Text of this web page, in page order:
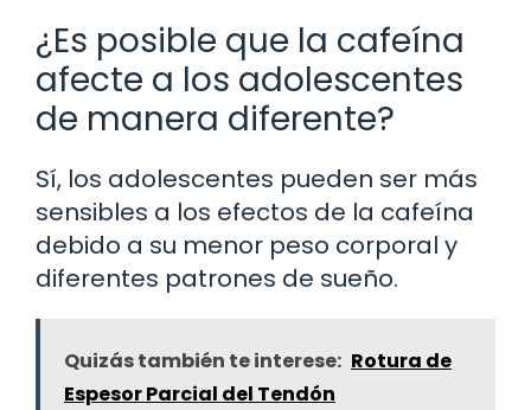
¿Es posible que la cafeína
afecte a los adolescentes
de manera diferente?
Sí, los adolescentes pueden ser más
sensibles a los efectos de la cafeína
debido a su menor peso corporal y
diferentes patrones de sueño.
Quizás también te interese: Rotura de
Espesor Parcial del Tendón